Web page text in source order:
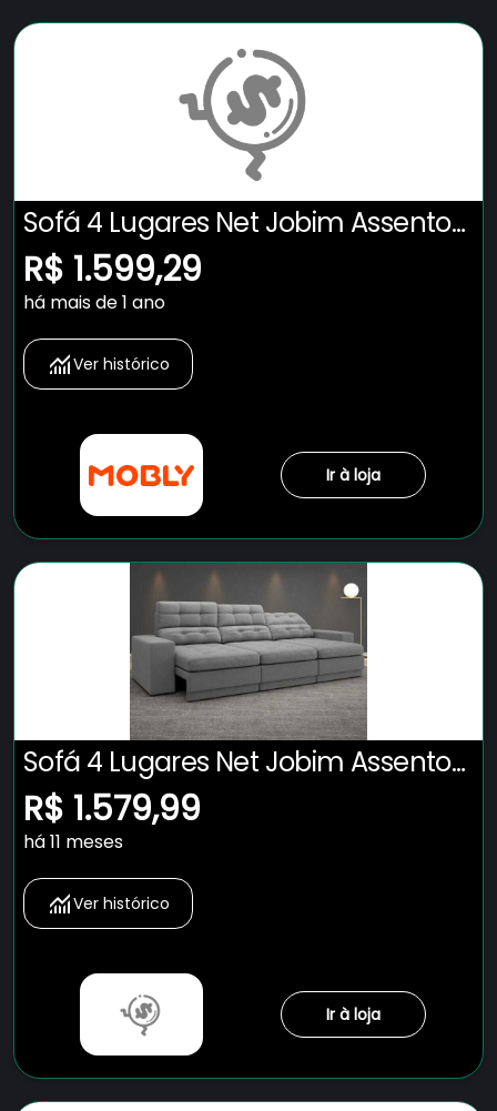
Sofá 4 Lugares Net Jobim Assento
Retrátil e Reclinável Grafite 2,30m
(L)
R$ 1.599,29
há mais de 1 ano
Ver histórico
Ir à loja
Sofá 4 Lugares Net Jobim Assento
Retrátil e Reclinável Grafite 2,30M
(L)
R$ 1.579,99
há 11 meses
Ver histórico
Ir à loja